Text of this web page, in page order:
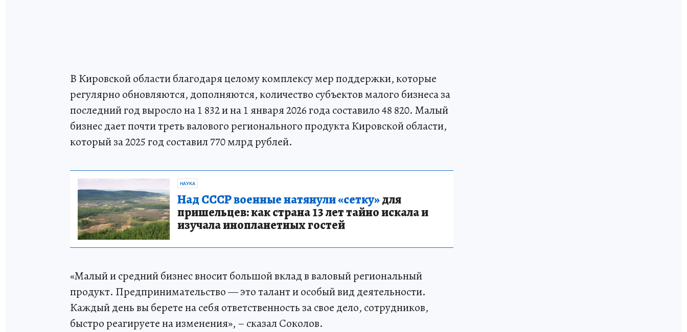
В Кировской области благодаря целому комплексу мер поддержки, которые
регулярно обновляются, дополняются, количество субъектов малого бизнеса за
последний год выросло на 1 832 и на 1 января 2026 года составило 48 820. Малый
бизнес дает почти треть валового регионального продукта Кировской области,
который за 2025 год составил 770 млрд рублей.
НАУКА
Над СССР военные натянули «сетку»для
пришельцев: как страна 13 лет тайно искала и
изучала инопланетных гостей
«Малый и средний бизнес вносит большой вклад в валовый региональный
продукт. Предпринимательство — это талант и особый вид деятельности.
Каждый день вы берете на себя ответственность за свое дело, сотрудников,
быстро реагируете на изменения», – сказал Соколов.